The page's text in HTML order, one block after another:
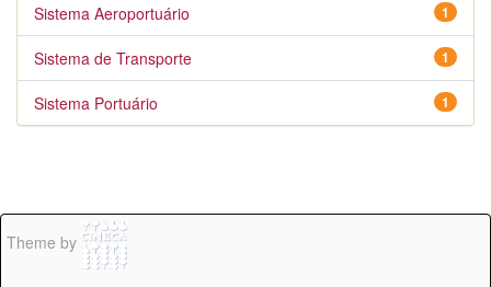
1
Sistema Aeroportuário
1
Sistema de Transporte
1
Sistema Portuário
Theme by